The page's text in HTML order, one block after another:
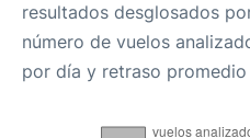
resultados desglosados
número de vuelos
por día y retraso